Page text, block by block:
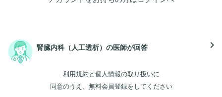
腎臓内科（人工透析）の医師が回答 navigate_next
利用規約 と 個人情報の取り扱いに
同意のうえ、無料会員登録をしてください